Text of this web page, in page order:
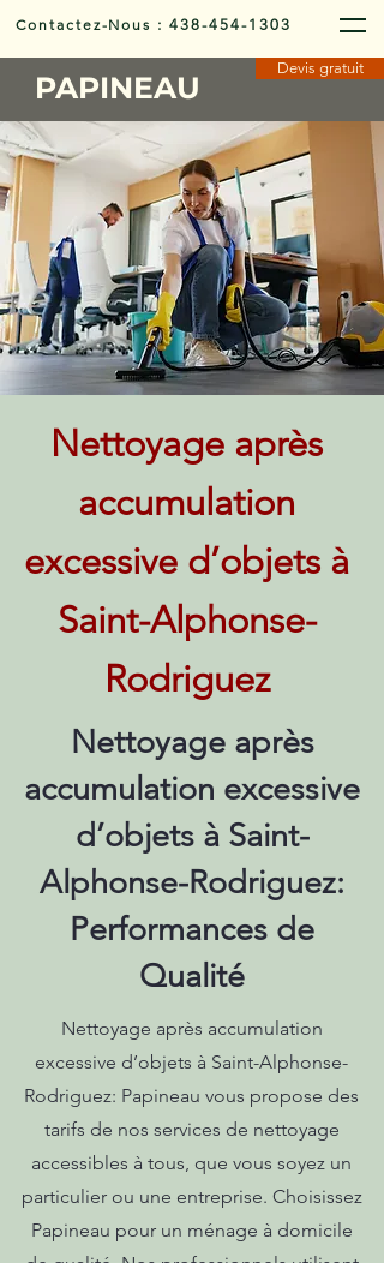
Contactez-Nous :438-454-1303
PAPINEAU
Devis gratuit
Nettoyage après
accumulation
excessive d’objets à
Saint-Alphonse-
Rodriguez
Nettoyage après
accumulation excessive
d’objets à Saint-
Alphonse-Rodriguez:
Performances de
Qualité
Nettoyage après accumulation
excessive d’objets à Saint-Alphonse-
Rodriguez: Papineau vous propose des
tarifs de nos services de nettoyage
accessibles à tous, que vous soyez un
particulier ou une entreprise. Choisissez
Papineau pour un ménage à domicile